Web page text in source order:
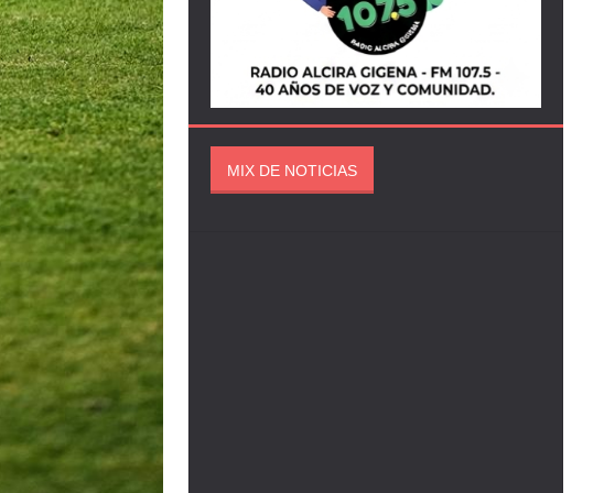
MIX DE NOTICIAS